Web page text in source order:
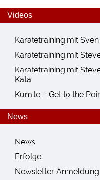
Videos
Karatetraining mit
Karatetraining mit
Karatetraining mit
Kata
Kumite – Get to the
News
News
Erfolge
Newsletter Anmeldung